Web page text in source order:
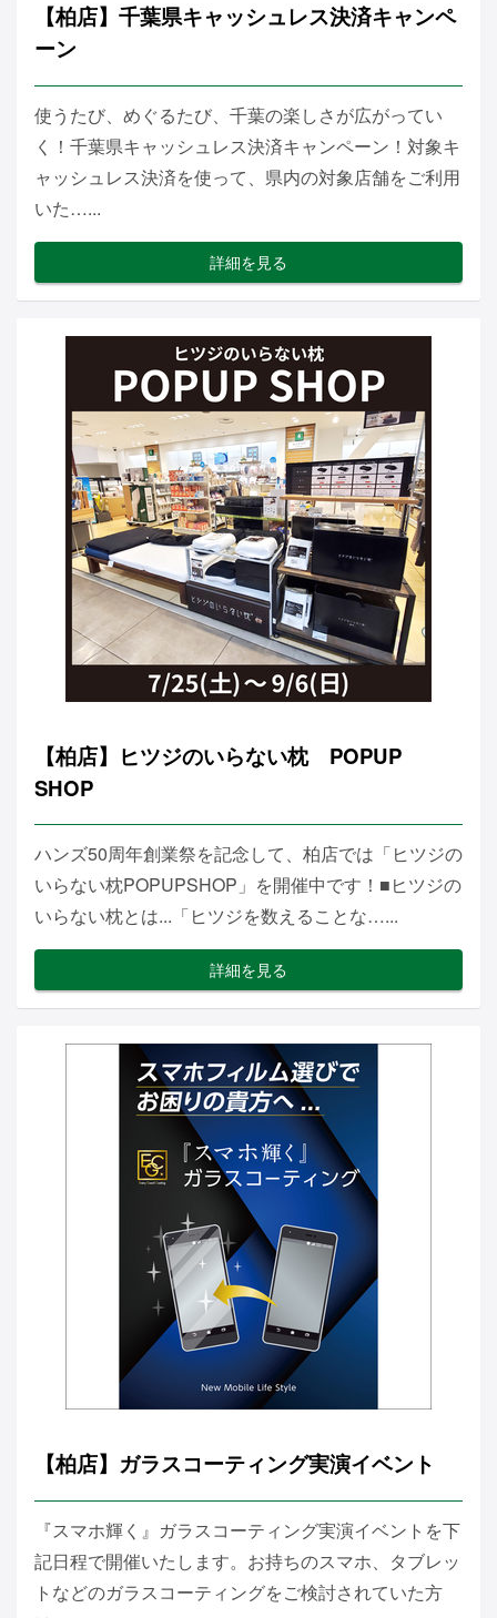
【柏店】千葉県キャッシュレス決済キャンペ
ーン
使うたび、めぐるたび、千葉の楽しさが広がってい
く！千葉県キャッシュレス決済キャンペーン！対象キ
ャッシュレス決済を使って、県内の対象店舗をご利用
いた…...
詳細を見る
【柏店】ヒツジのいらない枕 POPUP
SHOP
ハンズ50周年創業祭を記念して、柏店では「ヒツジの
いらない枕POPUPSHOP」を開催中です！■ヒツジの
いらない枕とは...「ヒツジを数えることな…...
詳細を見る
【柏店】ガラスコーティング実演イベント
『スマホ輝く』ガラスコーティング実演イベントを下
記日程で開催いたします。お持ちのスマホ、タブレッ
トなどのガラスコーティングをご検討されていた方